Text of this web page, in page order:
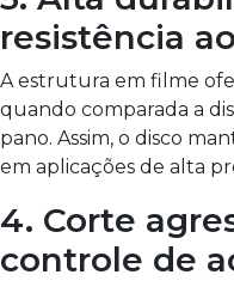
resistência
A estrutura em filme
quando comparada a
pano. Assim, o disco
em aplicações de alta
4. Corte
controle de